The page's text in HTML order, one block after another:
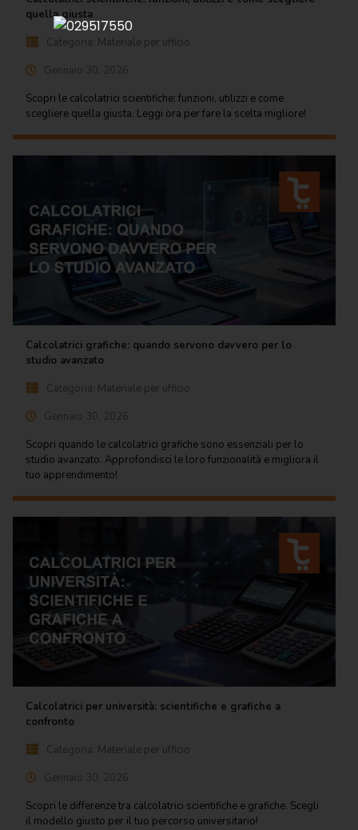
Regalo
Cancelleria
per ufficio
Carta
per
Consumabili
Informatica
Macchine
per
Prodotti
per
comunità
Scrittura e
Visual e
comunicazione
quella giusta
Categoria: Materiale per ufficio
Gennaio 30, 2026
Scopri le calcolatrici scientifiche: funzioni, utilizzi e come
scegliere quella giusta. Leggi ora per fare la scelta migliore!
Calcolatrici grafiche: quando servono davvero per lo
studio avanzato
Categoria: Materiale per ufficio
Gennaio 30, 2026
Scopri quando le calcolatrici grafiche sono essenziali per lo
studio avanzato. Approfondisci le loro funzionalità e migliora il
tuo apprendimento!
Calcolatrici per università: scientifiche e grafiche a
confronto
Categoria: Materiale per ufficio
Gennaio 30, 2026
Scopri le differenze tra calcolatrici scientifiche e grafiche. Scegli
il modello giusto per il tuo percorso universitario!